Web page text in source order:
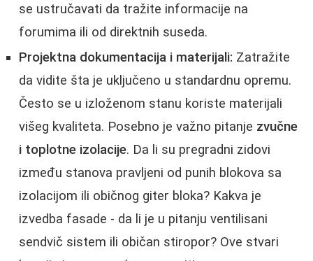
se ustručavati da tražite informacije na
forumima ili od direktnih suseda.
Projektna dokumentacija i materijali: Zatražite
da vidite šta je uključeno u standardnu opremu.
Često se u izloženom stanu koriste materijali
višeg kvaliteta. Posebno je važno pitanje zvučne
i toplotne izolacije. Da li su pregradni zidovi
između stanova pravljeni od punih blokova sa
izolacijom ili običnog giter bloka? Kakva je
izvedba fasade - da li je u pitanju ventilisani
sendvič sistem ili običan stiropor? Ove stvari